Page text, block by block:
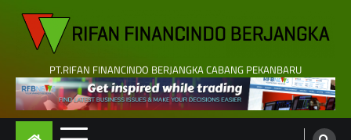
content
PT.RIFAN FINANCINDO BERJANGKA CABANG PEKANBARU